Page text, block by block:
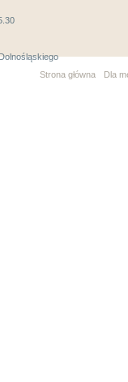
Strona główna
Dla